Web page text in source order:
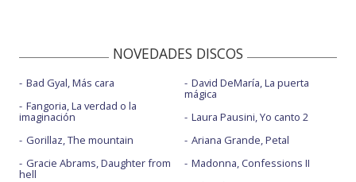
NOVEDADES DISCOS
Bad Gyal, Más cara
Fangoria, La verdad o la
imaginación
Gorillaz, The mountain
Gracie Abrams, Daughter from
hell
David DeMaría, La puerta
mágica
Laura Pausini, Yo canto 2
Ariana Grande, Petal
Madonna, Confessions II